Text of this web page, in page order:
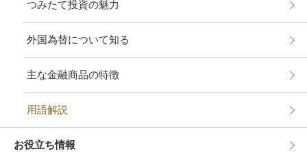
つみたて投資の魅力
外国為替について知る
主な金融商品の特徴
用語解説
お役立ち情報